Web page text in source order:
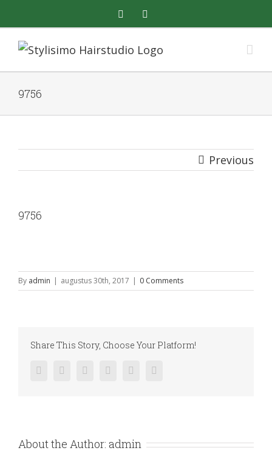
to
content
facebook
9756
Previous
9756
By admin | augustus 30th, 2017 | 0 Comments
Share This Story, Choose Your Platform!
facebooktwitter linkedin reddit pinterest
About the Author: admin